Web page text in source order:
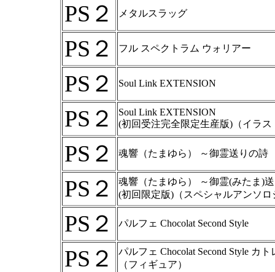
PS２ メタルスラッグ
PS２ フル スペクトラム ウォリアー
PS２ Soul Link EXTENSION
PS２
Soul Link EXTENSION
(初回受注完全限定生産版)（イラス
PS２ 魂響（たまゆら） ～御霊送りの詩
PS２
魂響（たまゆら） ～御霊(みたま)
(初回限定版)（スペシャルアンソロ
PS２ パルフェ Chocolat Second Style
PS２
パルフェ Chocolat Second Style カ
（フィギュア）